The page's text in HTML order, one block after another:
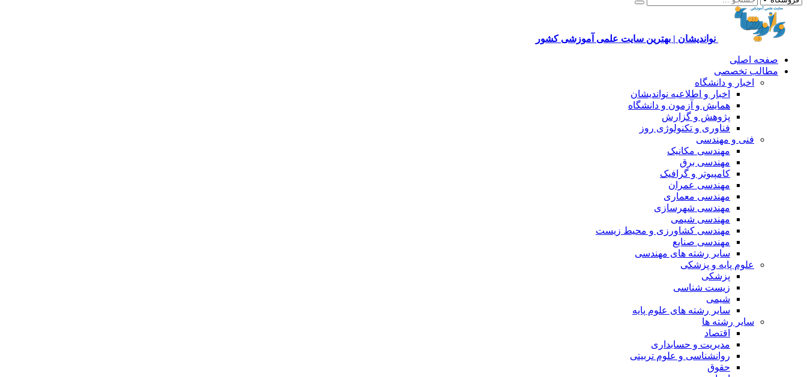
نواندیشان | بهترین سایت علمی آموزشی کشور
صفحه اصلی
مطالب تخصصی
اخبار و دانشگاه
اخبار و اطلاعیه نواندیشان
همایش و آزمون و دانشگاه
پژوهش و گزارش
فناوری و تکنولوژی روز
فنی و مهندسی
مهندسی مکانیک
مهندسی برق
کامپیوتر و گرافیک
مهندسی عمران
مهندسی معماری
مهندسی شهرسازی
مهندسی شیمی
مهندسی کشاورزی و محیط زیست
مهندسی صنایع
سایر رشته های مهندسی
علوم پایه و پزشکی
پزشکی
زیست شناسی
شیمی
سایر رشته های علوم پایه
سایر رشته ها
اقتصاد
مدیریت و حسابداری
روانشناسی و علوم تربیتی
حقوق